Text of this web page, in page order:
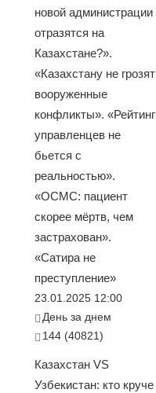
новой администрации
отразятся на
Казахстане?».
«Казахстану не грозят
вооруженные
конфликты». «Рейтинг
управленцев не
бьется с
реальностью».
«ОСМС: пациент
скорее мёртв, чем
застрахован».
«Сатира не
преступление»
23.01.2025 12:00
День за днем
144 (40821)
Казахстан VS
Узбекистан: кто круче